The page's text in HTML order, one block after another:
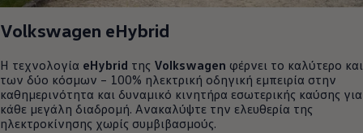
Volkswagen eHybrid
Η τεχνολογία eHybrid της Volkswagen φέρνει το καλύτερο και
των δύο κόσμων – 100% ηλεκτρική οδηγική εμπειρία στην
καθημερινότητα και δυναμικό κινητήρα εσωτερικής καύσης για
κάθε μεγάλη διαδρομή. Ανακαλύψτε την ελευθερία της
ηλεκτροκίνησης χωρίς συμβιβασμούς.